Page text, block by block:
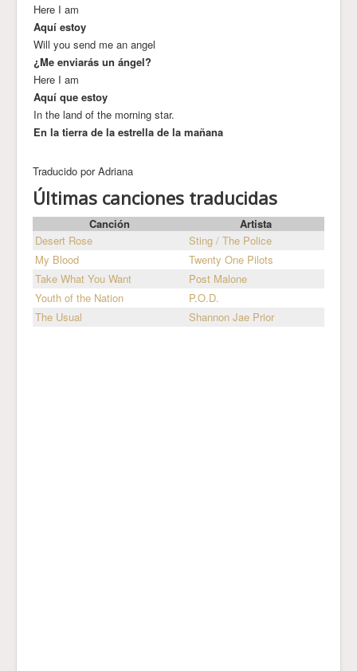
Here I am
Aquí estoy
Will you send me an angel
¿Me enviarás un ángel?
Here I am
Aquí que estoy
In the land of the morning star.
En la tierra de la estrella de la mañana
Traducido por Adriana
Últimas canciones traducidas
Canción
Artista
Desert Rose
Sting / The Police
My Blood
Twenty One Pilots
Take What You Want
Post Malone
Youth of the Nation
P.O.D.
The Usual
Shannon Jae Prior